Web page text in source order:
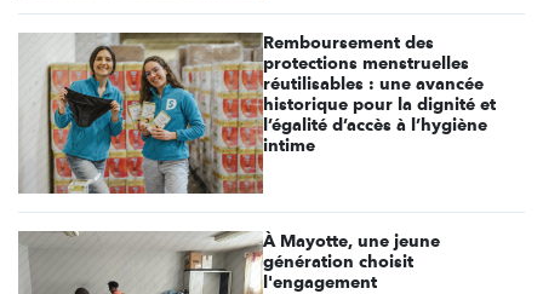
Remboursement des
protections menstruelles
réutilisables : une avancée
historique pour la dignité et
l’égalité d’accès à l’hygiène
intime
À Mayotte, une jeune
génération choisit
l'engagement